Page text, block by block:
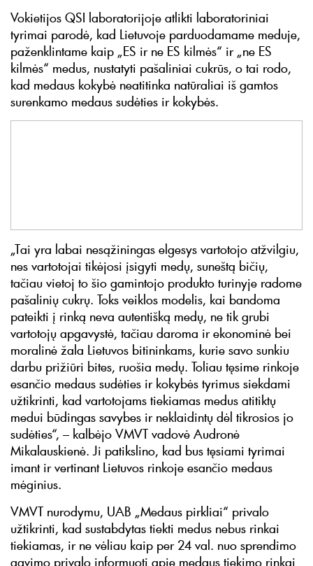
Vokietijos QSI laboratorijoje atlikti laboratoriniai
tyrimai parodė, kad Lietuvoje parduodamame meduje,
paženklintame kaip „ES ir ne ES kilmės“ ir „ne ES
kilmės“ medus, nustatyti pašaliniai cukrūs, o tai rodo,
kad medaus kokybė neatitinka natūraliai iš gamtos
surenkamo medaus sudėties ir kokybės.
„Tai yra labai nesąžiningas elgesys vartotojo atžvilgiu,
nes vartotojai tikėjosi įsigyti medų, suneštą bičių,
tačiau vietoj to šio gamintojo produkto turinyje radome
pašalinių cukrų. Toks veiklos modelis, kai bandoma
pateikti į rinką neva autentišką medų, ne tik grubi
vartotojų apgavystė, tačiau daroma ir ekonominė bei
moralinė žala Lietuvos bitininkams, kurie savo sunkiu
darbu prižiūri bites, ruošia medų. Toliau tęsime rinkoje
esančio medaus sudėties ir kokybės tyrimus siekdami
užtikrinti, kad vartotojams tiekiamas medus atitiktų
medui būdingas savybes ir neklaidintų dėl tikrosios jo
sudėties“, – kalbėjo VMVT vadovė Audronė
Mikalauskienė. Ji patikslino, kad bus tęsiami tyrimai
imant ir vertinant Lietuvos rinkoje esančio medaus
mėginius.
VMVT nurodymu, UAB „Medaus pirkliai“ privalo
užtikrinti, kad sustabdytas tiekti medus nebus rinkai
tiekiamas, ir ne vėliau kaip per 24 val. nuo sprendimo
gavimo privalo informuoti apie medaus tiekimo rinkai